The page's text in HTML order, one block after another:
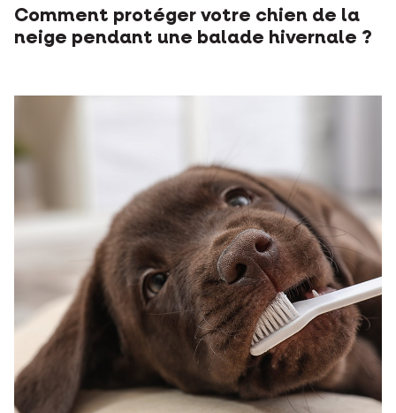
Comment protéger votre chien de la
neige pendant une balade hivernale ?